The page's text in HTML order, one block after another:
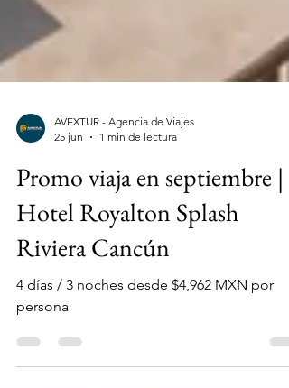
AVEXTUR - Agencia de Viajes
25 jun
1 min de lectura
Promo viaja en septiembre |
Hotel Royalton Splash
Riviera Cancún